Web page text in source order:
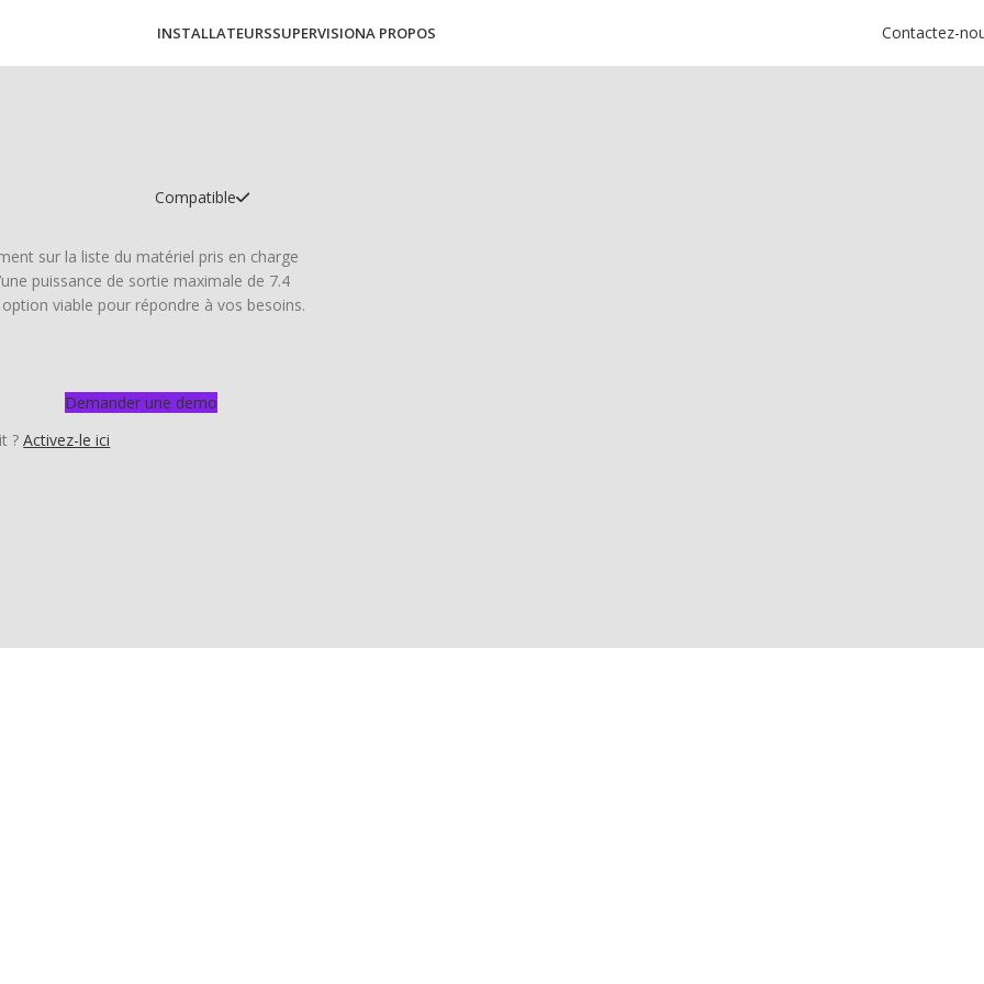
INSTALLATEURSSUPERVISIONA PROPOS Contactez-
Compatible
sur la liste du matériel pris en charge
puissance de sortie maximale de 7.4
viable pour répondre à vos besoins.
Demander une demo
?Activez-le ici